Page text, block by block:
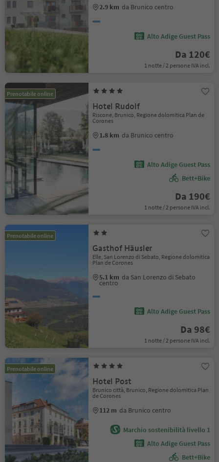
2.9 km da Brunico centro
Alto Adige Guest Pass
Da 120€
1 notte / 2 persone IVA incl.
Prenotabile online
Hotel Rudolf
Riscone, Brunico, Regione dolomitica Plan de
Corones
1.8 km da Brunico centro
Alto Adige Guest Pass
Bett+Bike
Da 190€
1 notte / 2 persone IVA incl.
Prenotabile online
Gasthof Häusler
Elle, San Lorenzo di Sebato, Regione dolomitica
Plan de Corones
5.1 km da San Lorenzo di Sebato
centro
Alto Adige Guest Pass
Da 98€
1 notte / 2 persone IVA incl.
Prenotabile online
Hotel Post
Brunico città, Brunico, Regione dolomitica Plan
de Corones
112 m da Brunico centro
Marchio sostenibilità livello 1
Alto Adige Guest Pass
Bett+Bike